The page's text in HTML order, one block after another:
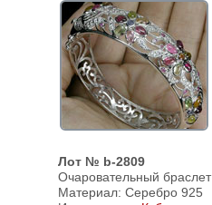
Лот № b-2809
Очаровательный
Материал: Серебро 925